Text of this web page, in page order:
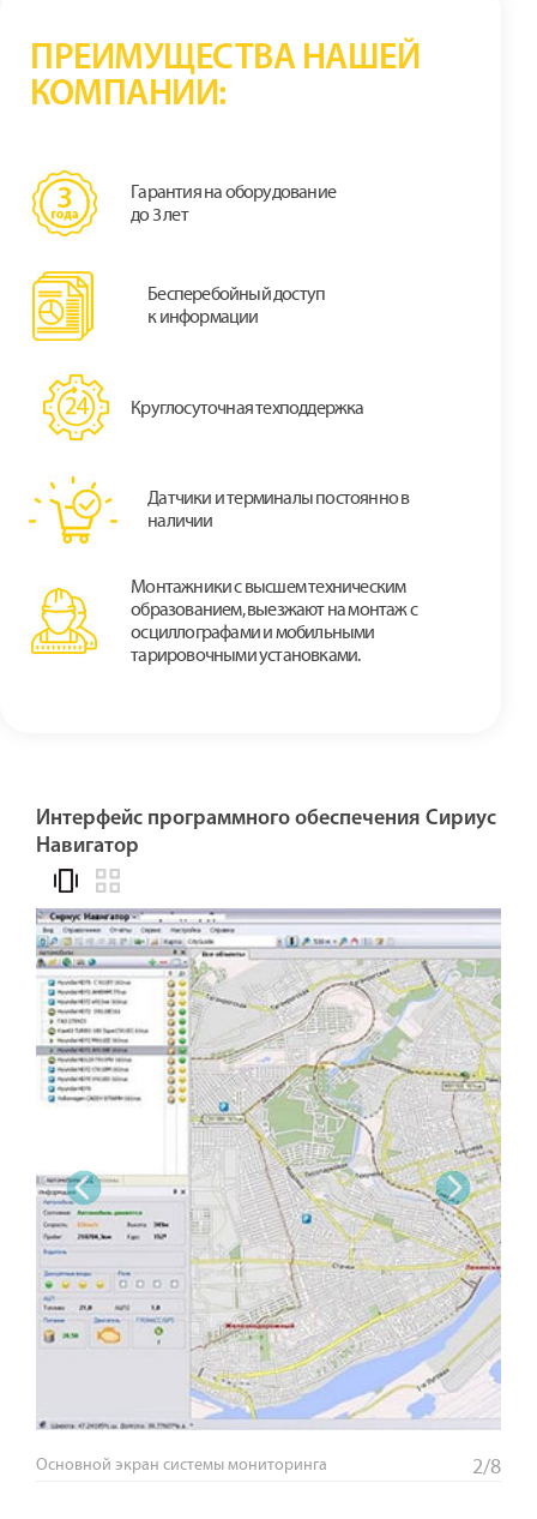
ПРЕИМУЩЕСТВА НАШЕЙ
КОМПАНИИ:
Гарантия на оборудование
до 3 лет
Бесперебойный доступ
к информации
Круглосуточная техподдержка
Датчики и терминалы постоянно в
наличии
Монтажники с высшем техническим
образованием, выезжают на монтаж с
осциллографами и мобильными
тарировочными установками.
Интерфейс программного обеспечения Сириус
Навигатор
‹ ›
Основной экран системы мониторинга 2/8